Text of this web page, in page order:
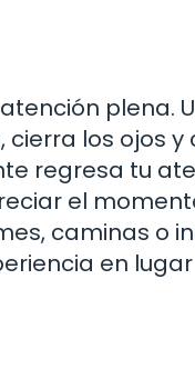
plena.
los ojos
regresa tu
el
caminas o
en